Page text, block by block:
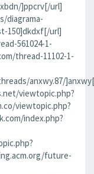
]ppcrv[/url]
diagrama-
150]dkdxf[/url]
561024-1-
thread-11102-1-
anxwy.87/
viewtopic.php?
viewtopic.php?
index.php?
future-